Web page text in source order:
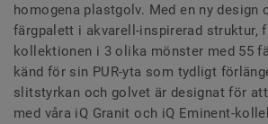
homogena plastgolv. Med en ny design
färgpalett i akvarell-inspirerad struktur,
kollektionen i 3 olika mönster med 55
känd för sin PUR-yta som tydligt
slitstyrkan och golvet är designat för
med våra iQ Granit och iQ Eminent-